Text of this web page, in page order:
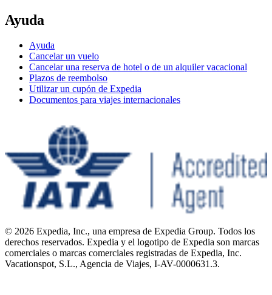
Ayuda
Ayuda
Cancelar un vuelo
Cancelar una reserva de hotel o de un alquiler vacacional
Plazos de reembolso
Utilizar un cupón de Expedia
Documentos para viajes internacionales
© 2026 Expedia, Inc., una empresa de Expedia Group. Todos los
derechos reservados. Expedia y el logotipo de Expedia son marcas
comerciales o marcas comerciales registradas de Expedia, Inc.
Vacationspot, S.L., Agencia de Viajes, I-AV-0000631.3.